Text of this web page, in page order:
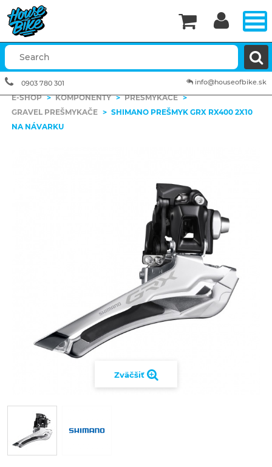
E-SHOP > KOMPONENTY > PREŠMYKAČE >
GRAVEL PREŠMYKAČE > SHIMANO PREŠMYK GRX RX400 2X10
NA NÁVARKU
Zväčšiť


info@houseofbike.sk
0903 780 301